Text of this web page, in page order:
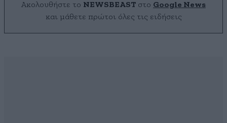
Ακολουθήστε το NEWSBEAST στο Google News
και μάθετε πρώτοι όλες τις ειδήσεις